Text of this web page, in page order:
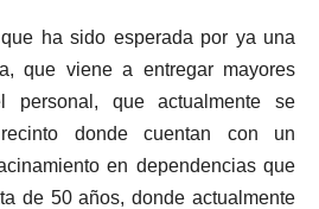
ha sido esperada por ya una
que viene a entregar mayores
personal, que actualmente se
donde cuentan con un
en dependencias que
de 50 años, donde actualmente